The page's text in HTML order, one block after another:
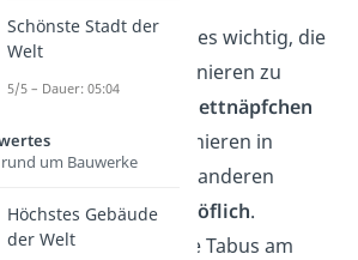
Gerade im Ausland ist es wichtig, die
dort üblichen Tischmanieren zu
Fettnäpfchen
treten. Manche Manieren in
gelten in anderen
Ländern sogar als
unhöflich.
Umgekehrt sind einige Tabus am
Schönste Stadt der
Welt
5/5 – Dauer: 05:04
um Bauwerke
Höchstes Gebäude
der Welt